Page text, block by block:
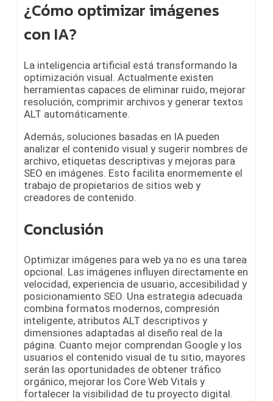
¿Cómo optimizar imágenes
con IA?
La inteligencia artificial está transformando la
optimización visual. Actualmente existen
herramientas capaces de eliminar ruido, mejorar
resolución, comprimir archivos y generar textos
ALT automáticamente.
Además, soluciones basadas en IA pueden
analizar el contenido visual y sugerir nombres de
archivo, etiquetas descriptivas y mejoras para
SEO en imágenes. Esto facilita enormemente el
trabajo de propietarios de sitios web y
creadores de contenido.
Conclusión
Optimizar imágenes para web ya no es una tarea
opcional. Las imágenes influyen directamente en
velocidad, experiencia de usuario, accesibilidad y
posicionamiento SEO. Una estrategia adecuada
combina formatos modernos, compresión
inteligente, atributos ALT descriptivos y
dimensiones adaptadas al diseño real de la
página. Cuanto mejor comprendan Google y los
usuarios el contenido visual de tu sitio, mayores
serán las oportunidades de obtener tráfico
orgánico, mejorar los Core Web Vitals y
fortalecer la visibilidad de tu proyecto digital.